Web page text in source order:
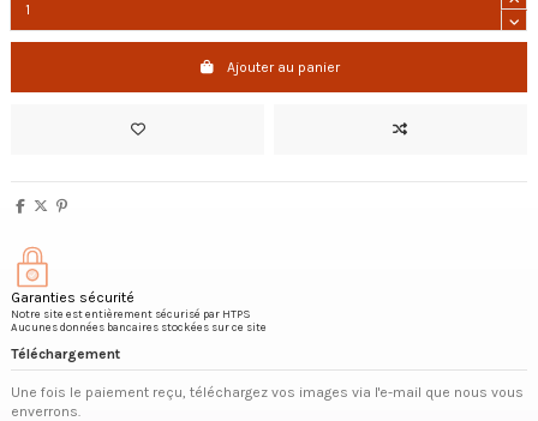
Ajouter au panier
Garanties sécurité
Notre site est entièrement sécurisé par HTPS
Aucunes données bancaires stockées sur ce site
Téléchargement
Une fois le paiement reçu, téléchargez vos images via l'e-mail que nous vous
enverrons.